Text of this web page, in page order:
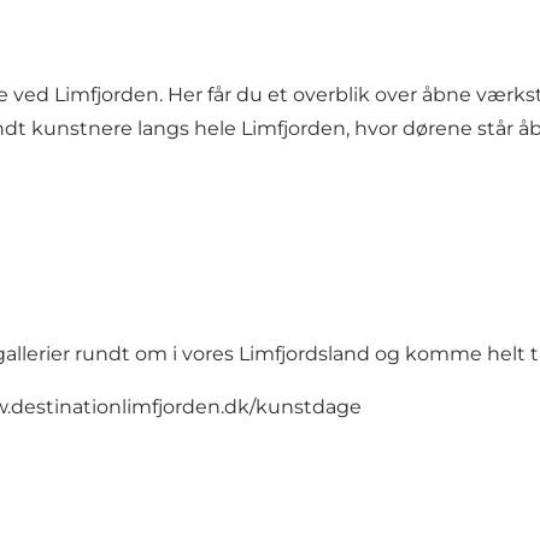
Limfjorden. Her får du et overblik over åbne
kunstnere langs hele Limfjorden, hvor dørene står
rundt om i vores Limfjordsland og komme
kunstdage